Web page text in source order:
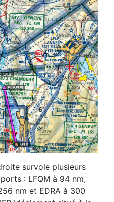
survole plusieurs
: LFQM à 94 nm,
nm et EDRA à 300